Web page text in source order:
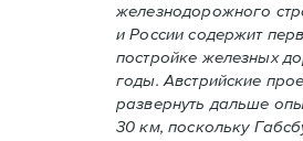
железнодорожного
и России содержит
постройке железных
годы. Австрийские
развернуть дальше
30 км, поскольку